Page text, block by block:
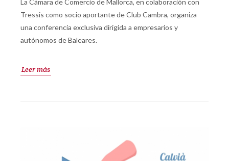
Tressis como socio aportante de Club Cambra, organiza
una conferencia exclusiva dirigida a empresarios y
autónomos de Baleares.
Leer más